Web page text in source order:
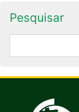
Pesquisar